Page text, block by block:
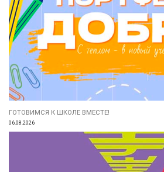
ГОТОВИМСЯ К ШКОЛЕ ВМЕСТЕ!
06.08.2026